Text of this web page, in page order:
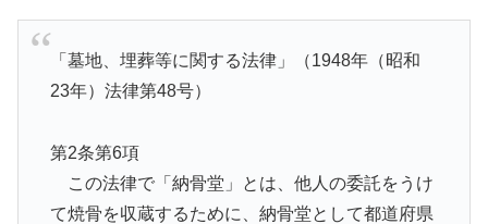
「墓地、埋葬等に関する法律」（1948年（昭和
23年）法律第48号）
第2条第6項
この法律で「納骨堂」とは、他人の委託をうけ
て焼骨を収蔵するために、納骨堂として都道府県